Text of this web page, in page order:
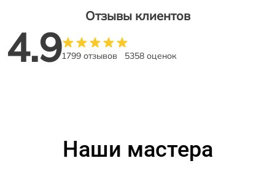
Отзывы клиентов
4.91799 отзывов 5358 оценок
Наши мастера